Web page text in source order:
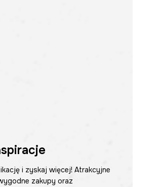
i zyskaj więcej! Atrakcyjne
zakupy oraz